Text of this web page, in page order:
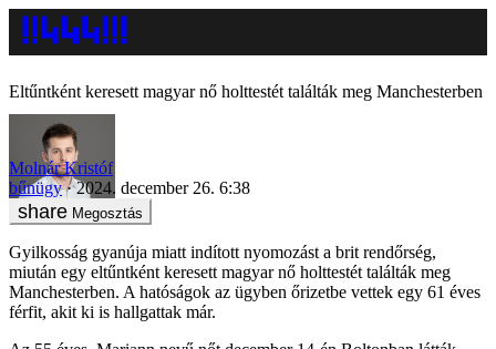
Eltűntként keresett magyar nő holttestét találták meg Manchesterben
Molnár Kristóf
bűnügy
2024. december 26. 6:38
Megosztás
Gyilkosság gyanúja miatt indított nyomozást a brit rendőrség,
miután egy eltűntként keresett magyar nő holttestét találták meg
Manchesterben. A hatóságok az ügyben őrizetbe vettek egy 61 éves
férfit, akit ki is hallgattak már.